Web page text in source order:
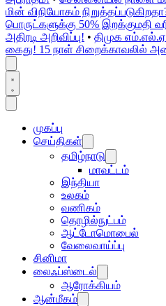
மின் விநியோகம்
பொருட்களுக்கு 50% இறக்குமதி
அதிரடி அறிவிப்பு! • திமுக
கைது! 15 நாள் சிறைக்காவலில்
முகப்பு
செய்திகள்
தமிழ்நாடு
மாவட்டம்
இந்தியா
உலகம்
வணிகம்
தொழில்நுட்பம்
ஆட்டோமொபைல்
வேலைவாய்ப்பு
சினிமா
லைஃப்ஸ்டைல்
ஆரோக்கியம்
ஆன்மீகம்